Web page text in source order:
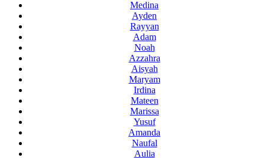
Medina
Ayden
Rayyan
Adam
Noah
Azzahra
Aisyah
Maryam
Irdina
Mateen
Marissa
Yusuf
Amanda
Naufal
Aulia